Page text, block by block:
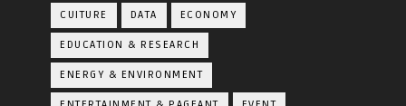
CUITURE DATA ECONOMY
EDUCATION & RESEARCH
ENERGY & ENVIRONMENT